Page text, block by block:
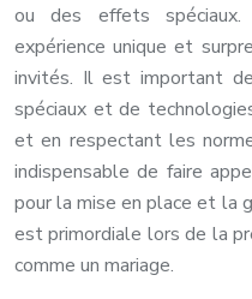
ou des effets
expérience unique et
invités. Il est important
spéciaux et de
et en respectant les
indispensable de faire
pour la mise en place et la
est primordiale lors de la
comme un mariage.